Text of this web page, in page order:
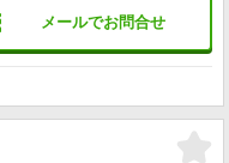
メールでお問合せ